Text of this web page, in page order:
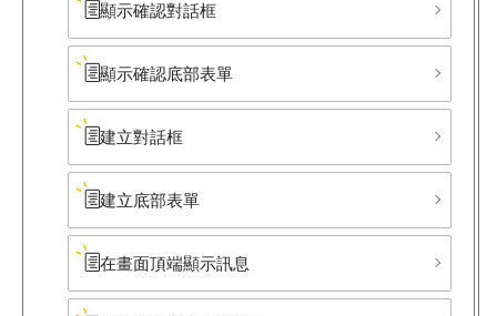
顯示確認對話框
顯示確認底部​表單
建立對話框
建立底部​表單
在畫面頂端顯示訊息